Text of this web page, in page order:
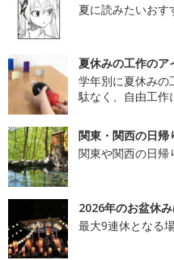
夏に読みたいおす
夏休みの工作のア
学年別に夏休みの
駄なく、自由工作
関東・関西の日帰
関東や関西の日帰
2026年のお盆休
最大9連休となる